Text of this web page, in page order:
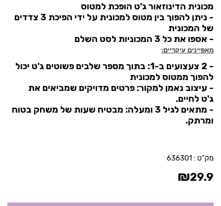
מכונית הדינוזאור ג'ט הופכת למטוס
- ניתן להפוך בין מטוס למכונית על ידי הפיכת 3 צדדים
של המכונית
- אספו את כל 3 המכוניות לסט השלם
מאפיינים עיקריים:
- 2 צעצועים ב-1:
בתוך מספר שלבים פשוטים ג'ט יכול
להפוך ממטוס למכונית
- עיצוב נאמן למקור: פרטים מדויקים שמביאים את
ג'ט לחיים.
- מתאים לגיל 3 ומעלה:
מבטיח שעות של משחק בטוח
ומרתק.
מק"ט : 636301
₪29.9